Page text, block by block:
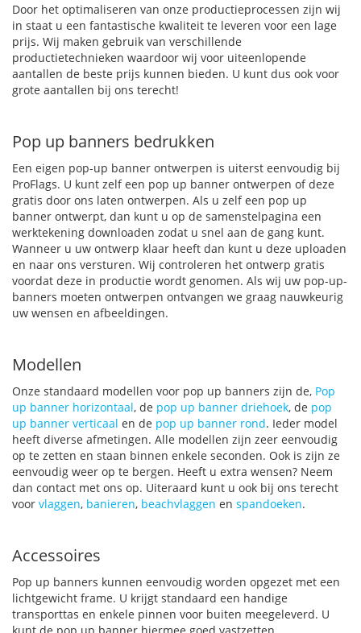
Door het optimaliseren van onze productieprocessen zijn wij
in staat u een fantastische kwaliteit te leveren voor een lage
prijs. Wij maken gebruik van verschillende
productietechnieken waardoor wij voor uiteenlopende
aantallen de beste prijs kunnen bieden. U kunt dus ook voor
grote aantallen bij ons terecht!
Pop up banners bedrukken
Een eigen pop-up banner ontwerpen is uiterst eenvoudig bij
ProFlags. U kunt zelf een pop up banner ontwerpen of deze
gratis door ons laten ontwerpen. Als u zelf een pop up
banner ontwerpt, dan kunt u op de samenstelpagina een
werktekening downloaden zodat u snel aan de gang kunt.
Wanneer u uw ontwerp klaar heeft dan kunt u deze uploaden
en naar ons versturen. Wij controleren het ontwerp gratis
voordat deze in productie wordt genomen. Als wij uw pop-up-
banners moeten ontwerpen ontvangen we graag nauwkeurig
uw wensen en afbeeldingen.
Modellen
Onze standaard modellen voor pop up banners zijn de, Pop
up banner horizontaal, de pop up banner driehoek, de pop
up banner verticaal en de pop up banner rond. Ieder model
heeft diverse afmetingen. Alle modellen zijn zeer eenvoudig
op te zetten en staan binnen enkele seconden. Ook is zijn ze
eenvoudig weer op te bergen. Heeft u extra wensen? Neem
dan contact met ons op. Uiteraard kunt u ook bij ons terecht
voor vlaggen, banieren, beachvlaggen en spandoeken.
Accessoires
Pop up banners kunnen eenvoudig worden opgezet met een
lichtgewicht frame. U krijgt standaard een handige
transporttas en enkele pinnen voor buiten meegeleverd. U